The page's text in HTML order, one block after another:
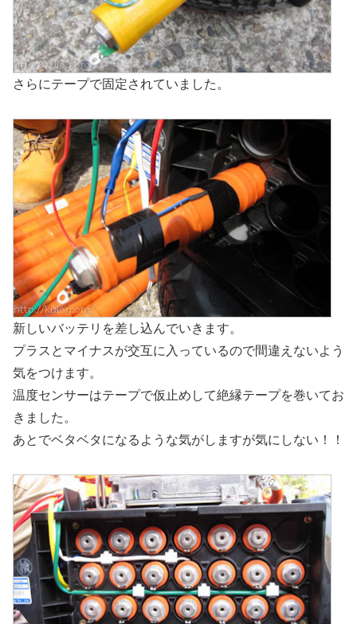
さらにテープで固定されていました。
新しいバッテリを差し込んでいきます。
プラスとマイナスが交互に入っているので間違えないよう
気をつけます。
温度センサーはテープで仮止めして絶縁テープを巻いてお
きました。
あとでベタベタになるような気がしますが気にしない！！